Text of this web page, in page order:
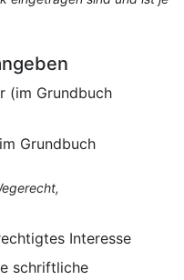
(im Grundbuch
Grundbuch
Interesse
schriftliche